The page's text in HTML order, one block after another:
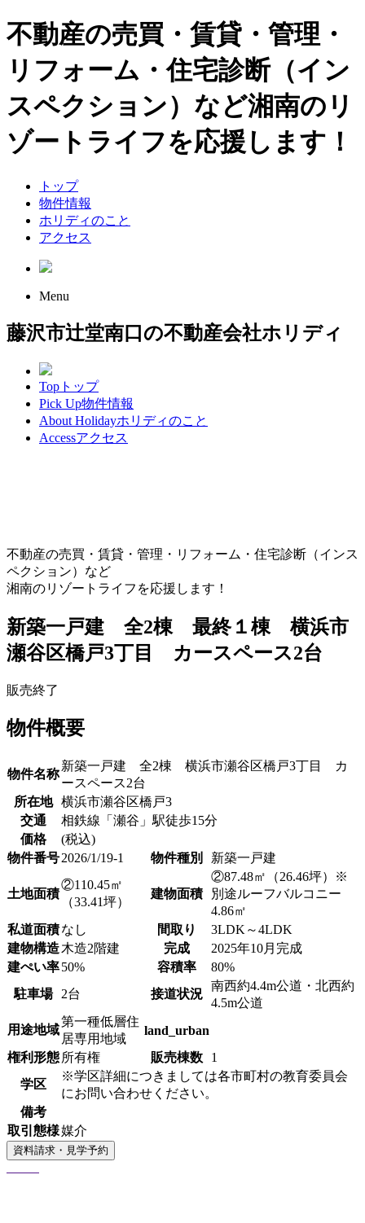
不動産の売買・賃貸・管理・
リフォーム・住宅診断（イン
スペクション）など湘南のリ
ゾートライフを応援します！
トップ
物件情報
ホリディのこと
アクセス
Menu
藤沢市辻堂南口の不動産会社ホリディ
Top トップ
Pick Up物件情報
About Holidayホリディのこと
Accessアクセス
不動産の売買・賃貸・管理・リフォーム・住宅診断（インス
ペクション）など
湘南のリゾートライフを応援します！
新築一戸建 全2棟 最終１棟 横浜市
瀬谷区橋戸3丁目 カースペース2台
販売終了
物件概要
物件名称
新築一戸建 全2棟 横浜市瀬谷区橋戸3丁目 カ
ースペース2台
所在地 横浜市瀬谷区橋戸3
交通
相鉄線「瀬谷」駅徒歩15分
価格
(税込)
物件番号2026/1/19-1 物件種別 新築一戸建
土地面積
②110.45㎡
（33.41坪）
建物面積
②87.48㎡（26.46坪）※
別途ルーフバルコニー
4.86㎡
私道面積なし 間取り
3LDK～4LDK
建物構造木造2階建 完成
2025年10月完成
建ぺい率50% 容積率
80%
駐車場
2台 接道状況
南西約4.4m公道・北西約
4.5m公道
用途地域
第一種低層住
居専用地域
land_urban
権利形態 所有権 販売棟数
1
学区
※学区詳細につきましては各市町村の教育委員会
にお問い合わせください。
備考
取引態様媒介